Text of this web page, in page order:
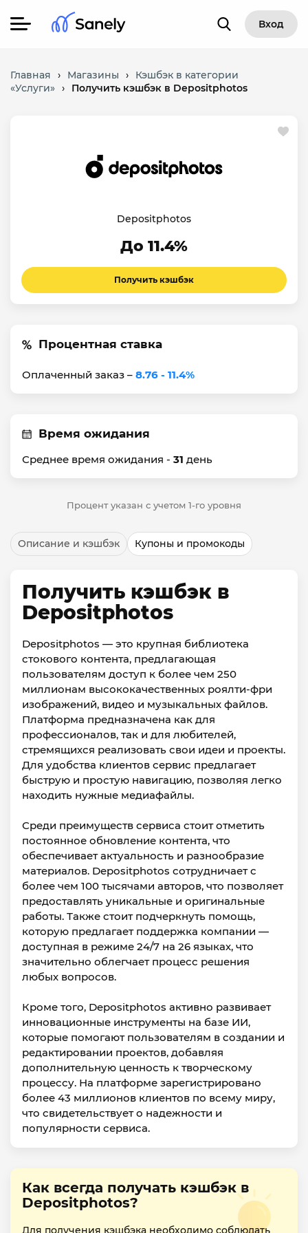
Вход
Главная › Магазины ›
Кэшбэк в категории
«Услуги» › Получить кэшбэк в Depositphotos
Depositphotos
До 11.4%
Получить кэшбэк
Процентная ставка
Оплаченный заказ – 8.76 - 11.4%
Время ожидания
Среднее время ожидания - 31 день
Процент указан с учетом 1-го уровня
Описание и кэшбэк Купоны и промокоды
Получить кэшбэк в
Depositphotos
Depositphotos — это крупная библиотека
стокового контента, предлагающая
пользователям доступ к более чем 250
миллионам высококачественных роялти-фри
изображений, видео и музыкальных файлов.
Платформа предназначена как для
профессионалов, так и для любителей,
стремящихся реализовать свои идеи и проекты.
Для удобства клиентов сервис предлагает
быструю и простую навигацию, позволяя легко
находить нужные медиафайлы.
Среди преимуществ сервиса стоит отметить
постоянное обновление контента, что
обеспечивает актуальность и разнообразие
материалов. Depositphotos сотрудничает с
более чем 100 тысячами авторов, что позволяет
предоставлять уникальные и оригинальные
работы. Также стоит подчеркнуть помощь,
которую предлагает поддержка компании —
доступная в режиме 24/7 на 26 языках, что
значительно облегчает процесс решения
любых вопросов.
Кроме того, Depositphotos активно развивает
инновационные инструменты на базе ИИ,
которые помогают пользователям в создании и
редактировании проектов, добавляя
дополнительную ценность к творческому
процессу. На платформе зарегистрировано
более 43 миллионов клиентов по всему миру,
что свидетельствует о надежности и
популярности сервиса.
Как всегда получать кэшбэк в
Depositphotos?
Для получения кэшбэка необходимо соблюдать